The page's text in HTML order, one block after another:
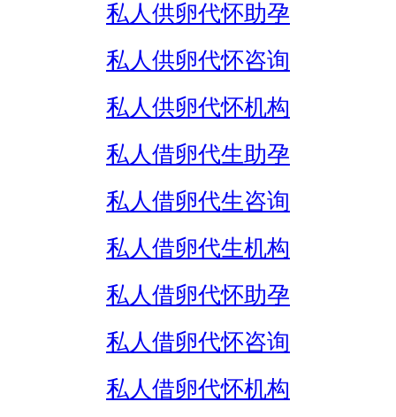
私人供卵代怀助孕
私人供卵代怀咨询
私人供卵代怀机构
私人借卵代生助孕
私人借卵代生咨询
私人借卵代生机构
私人借卵代怀助孕
私人借卵代怀咨询
私人借卵代怀机构